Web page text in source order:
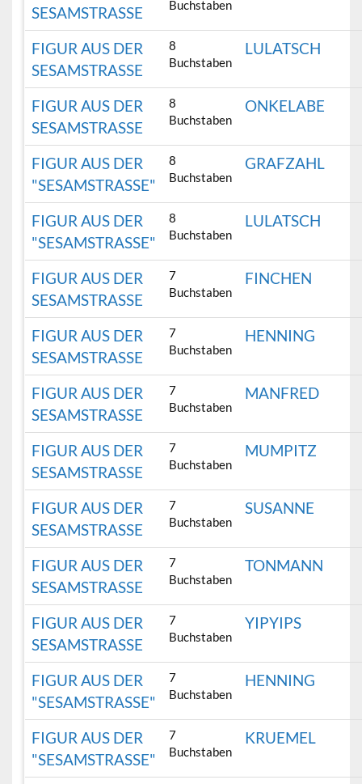
SESAMSTRASSE
Buchstaben
FIGUR AUS DER
SESAMSTRASSE
8
Buchstaben
LULATSCH
FIGUR AUS DER
SESAMSTRASSE
8
Buchstaben
ONKELABE
FIGUR AUS DER
"SESAMSTRASSE"
8
Buchstaben
GRAFZAHL
FIGUR AUS DER
"SESAMSTRASSE"
8
Buchstaben
LULATSCH
FIGUR AUS DER
SESAMSTRASSE
7
Buchstaben
FINCHEN
FIGUR AUS DER
SESAMSTRASSE
7
Buchstaben
HENNING
FIGUR AUS DER
SESAMSTRASSE
7
Buchstaben
MANFRED
FIGUR AUS DER
SESAMSTRASSE
7
Buchstaben
MUMPITZ
FIGUR AUS DER
SESAMSTRASSE
7
Buchstaben
SUSANNE
FIGUR AUS DER
SESAMSTRASSE
7
Buchstaben
TONMANN
FIGUR AUS DER
SESAMSTRASSE
7
Buchstaben
YIPYIPS
FIGUR AUS DER
"SESAMSTRASSE"
7
Buchstaben
HENNING
FIGUR AUS DER
"SESAMSTRASSE"
7
Buchstaben
KRUEMEL